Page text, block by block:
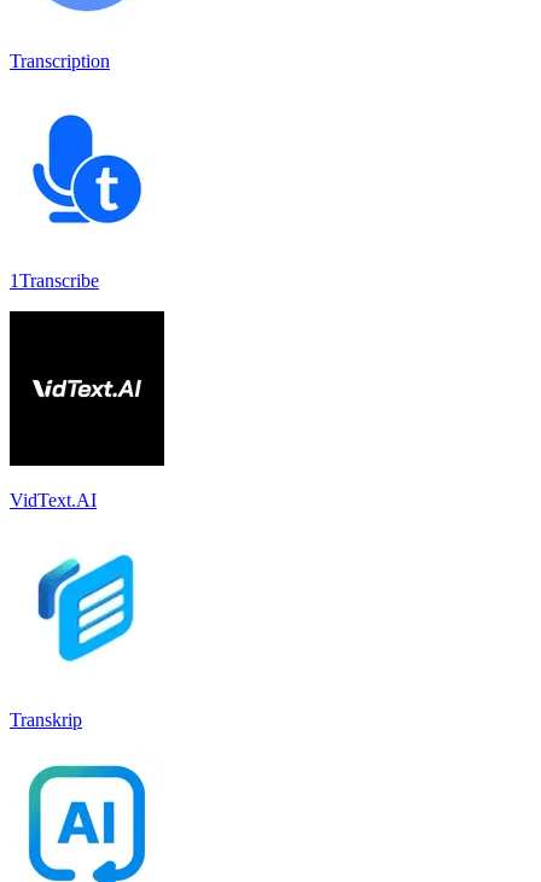
Transcription
1Transcribe
VidText.AI
Transkrip